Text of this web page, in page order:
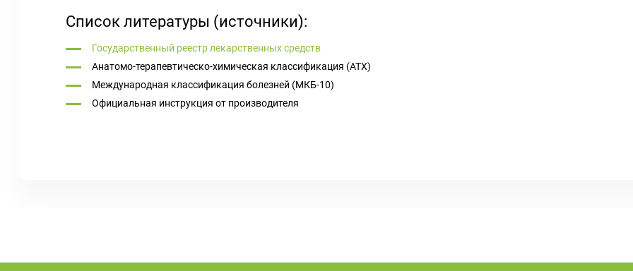
Список литературы (источники):
Государственный реестр лекарственных средств
Анатомо-терапевтическо-химическая классификация (ATX)
Международная классификация болезней (МКБ-10)
Официальная инструкция от производителя